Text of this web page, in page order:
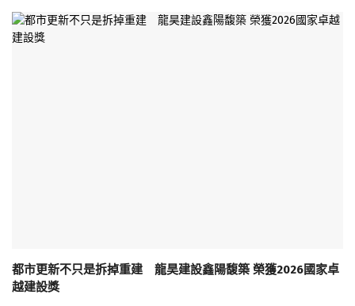
都市更新不只是拆掉重建 龍昊建設鑫陽馥築 榮獲2026國家卓
越建設獎